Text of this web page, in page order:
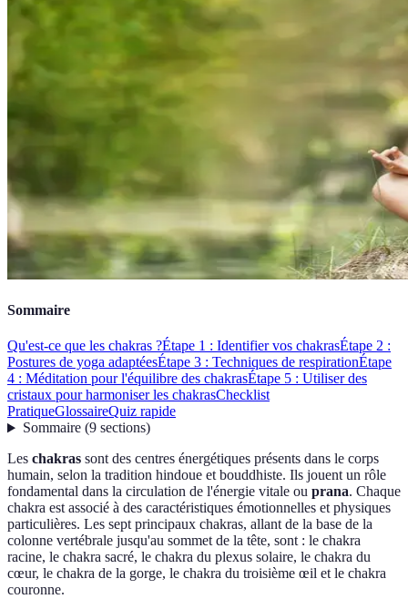
Sommaire
Qu'est-ce que les chakras ?Étape 1 : Identifier vos chakrasÉtape 2 :
Postures de yoga adaptéesÉtape 3 : Techniques de respirationÉtape
4 : Méditation pour l'équilibre des chakrasÉtape 5 : Utiliser des
cristaux pour harmoniser les chakrasChecklist
PratiqueGlossaireQuiz rapide
Sommaire(9 sections)
Les chakras sont des centres énergétiques présents dans le corps
humain, selon la tradition hindoue et bouddhiste. Ils jouent un rôle
fondamental dans la circulation de l'énergie vitale ou prana. Chaque
chakra est associé à des caractéristiques émotionnelles et physiques
particulières. Les sept principaux chakras, allant de la base de la
colonne vertébrale jusqu'au sommet de la tête, sont : le chakra
racine, le chakra sacré, le chakra du plexus solaire, le chakra du
cœur, le chakra de la gorge, le chakra du troisième œil et le chakra
couronne.